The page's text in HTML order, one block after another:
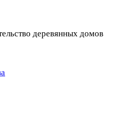
деревянных домов